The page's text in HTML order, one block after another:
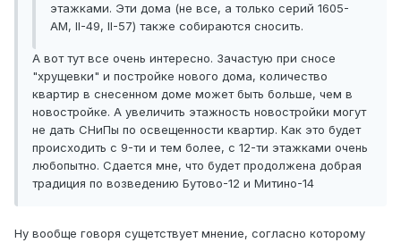
этажками. Эти дома (не все, а только серий 1605-
АМ, II-49, II-57) также собираются сносить.
А вот тут все очень интересно. Зачастую при сносе
"хрущевки" и постройке нового дома, количество
квартир в снесенном доме может быть больше, чем в
новостройке. А увеличить этажность новостройки могут
не дать СНиПы по освещенности квартир. Как это будет
происходить с 9-ти и тем более, с 12-ти этажками очень
любопытно. Сдается мне, что будет продолжена добрая
традиция по возведению Бутово-12 и Митино-14
Ну вообще говоря сущетствует мнение, согласно которому